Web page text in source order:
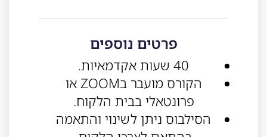
פרטים נוספים
40 שעות אקדמאיות.
הקורס מועבר בZOOM או
פרונטאלי בבית הלקוח.
הסילבוס ניתן לשינוי והתאמה